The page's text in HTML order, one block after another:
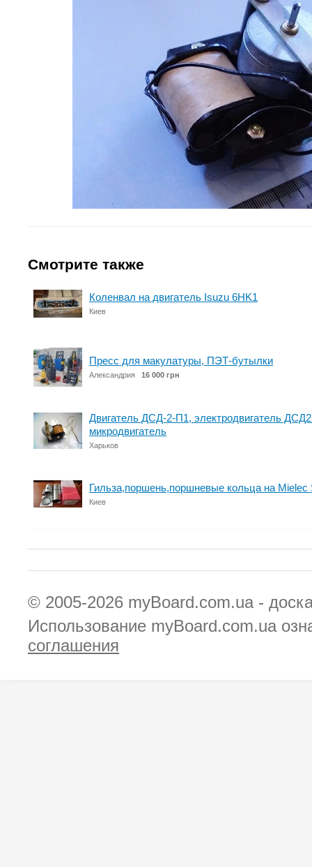
Смотрите также
Коленвал на двигатель Isuzu 6HK1
Киев
Пресс для макулатуры, ПЭТ-бутылки
Александрия 16 000 грн
Двигатель ДСД-2-П1, электродвигатель
микродвигатель
Харьков
Гильза,поршень,поршневые кольца на Mielec
Киев
© 2005-2026 myBoard.com.ua -
Использование myBoard.com.ua
соглашения